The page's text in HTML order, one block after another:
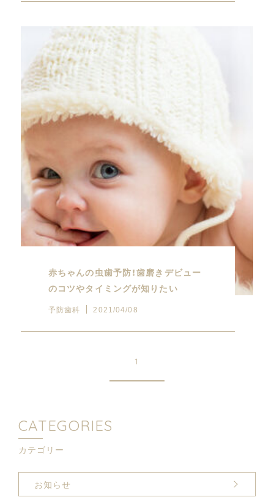
赤ちゃんの虫歯予防！歯磨きデビュー
のコツやタイミングが知りたい
予防歯科 2021/04/08
1
CATEGORIES
カテゴリー
お知らせ